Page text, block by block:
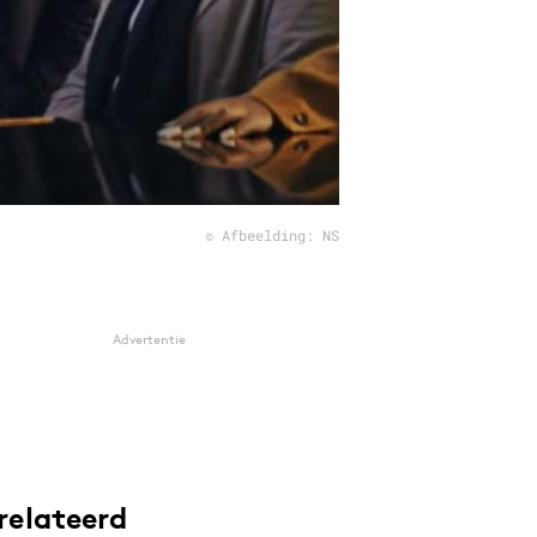
© Afbeelding: NS
Advertentie